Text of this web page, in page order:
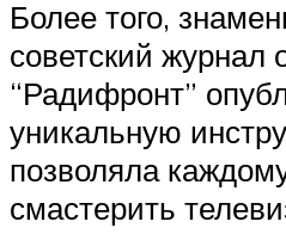
Более того,
советский журнал
“Радифронт”
уникальную
позволяла
смастерить